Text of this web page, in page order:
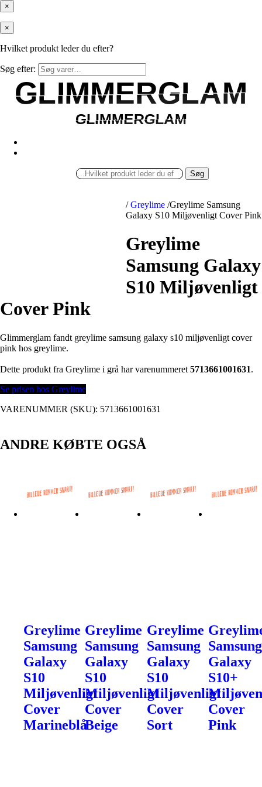
×
×
Hvilket produkt leder du efter?
Søg efter:
GLIMMERGLAM
GLIMMERGLAM
GLIMMERGLAM
GLIMMERGLAM
Søg
/ Greylime /Greylime Samsung
Galaxy S10 Miljøvenligt Cover Pink
Greylime
Samsung Galaxy
S10 Miljøvenligt
Cover Pink
Glimmerglam fandt greylime samsung galaxy s10 miljøvenligt cover
pink hos greylime.
Dette produkt fra Greylime i grå har varenummeret 5713661001631.
Se prisen hos Greylime
VARENUMMER (SKU): 5713661001631
ANDRE KØBTE OGSÅ
Greylime
Samsung
Galaxy
S10
Miljøvenligt
Cover
Marineblå
Greylime
Samsung
Galaxy
S10
Miljøvenligt
Cover
Beige
Greylime
Samsung
Galaxy
S10
Miljøvenligt
Cover
Sort
Samsung
Galaxy
S10+
Cover
Pink